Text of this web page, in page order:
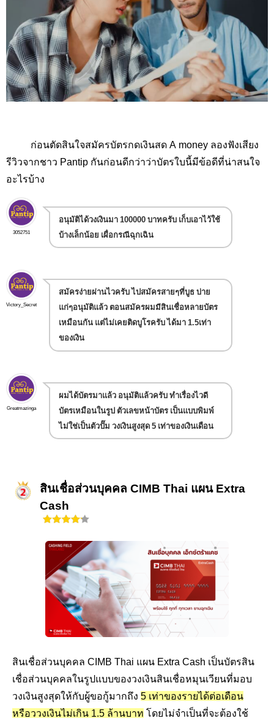
ก่อนตัดสินใจสมัครบัตรกดเงินสด A money ลองฟังเสียง
รีวิวจากชาว Pantip กันก่อนดีกว่าว่าบัตรใบนี้มีข้อดีที่น่าสนใจ
อะไรบ้าง
3052751
อนุมัติได้วงเงินมา 100000 บาทครับ เก็บเอาไว้ใช้
บ้างเล็กน้อย เผื่อกรณีฉุกเฉิน
Victory_Secret
สมัครง่ายผ่านไวครับ ไปสมัครสายๆที่บูธ บ่าย
แก่ๆอนุมัติแล้ว ตอนสมัครผมมีสินเชื่อหลายบัตร
เหมือนกัน แต่ไม่เคยติดบูโรครับ ได้มา 1.5เท่า
ของเงิน
Greatmazinga
ผมได้บัตรมาแล้ว อนุมัติแล้วครับ ทำเรื่องไวดี
บัตรเหมือนในรูป ตัวเลขหน้าบัตร เป็นแบบพิมพ์
ไม่ใช่เป็นตัวปั๊ม วงเงินสูงสุด 5 เท่าของเงินเดือน
สินเชื่อส่วนบุคคล CIMB Thai แผน Extra
Cash
สินเชื่อส่วนบุคคล CIMB Thai แผน Extra Cash เป็นบัตรสิน
เชื่อส่วนบุคคลในรูปแบบของวงเงินสินเชื่อหมุนเวียนที่มอบ
วงเงินสูงสุดให้กับผู้ขอกู้มากถึง 5 เท่าของรายได้ต่อเดือน
หรือววงเงินไม่เกิน 1.5 ล้านบาท โดยไม่จำเป็นที่จะต้องใช้